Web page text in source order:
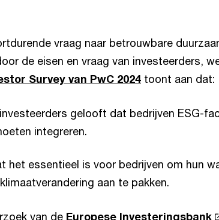
vraag naar betrouwbare
de eisen en vraag van investeerders,
Survey van PwC 2024 toont aan dat:
gelooft dat bedrijven ESG-
integreren.
het essentieel is voor bedrijven om hun
aan te pakken.
van de Europese Investeringsbank